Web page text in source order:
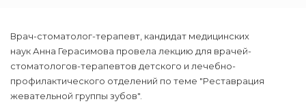
Врач-стоматолог-терапевт, кандидат медицинских
наук Анна Герасимова провела лекцию для врачей-
стоматологов-терапевтов детского и лечебно-
профилактического отделений по теме "Реставрация
жевательной группы зубов".